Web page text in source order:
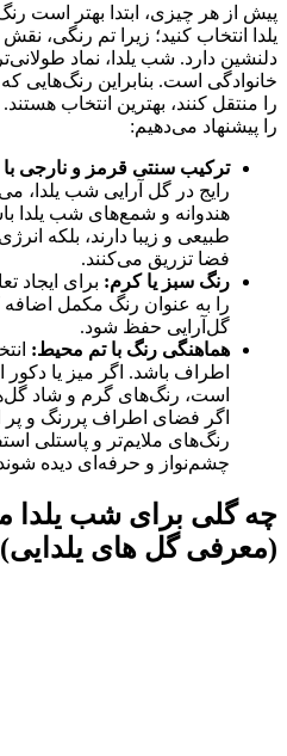
پیش از هر چیزی، ابتدا بهتر است
یلدا انتخاب کنید؛ زیرا تم رنگی،
دلنشین دارد. شب یلدا، نماد
خانوادگی است. بنابراین
را منتقل کنند، بهترین انتخاب
را پیشنهاد می‌دهیم:
ترکیب سنتی قرمز و نارجی
رایج در گل آرایی شب یلدا،
هندوانه و شمع‌های شب یلدا
طبیعی و زیبا دارند، بلکه
فضا تزریق می‌کنند.
رنگ سبز یا کرم: برای ایجاد
را به عنوان رنگ مکمل
گل‌آرایی حفظ شود.
هماهنگی رنگ با تم محیط:
اطراف باشد. اگر میز یا
است، رنگ‌های گرم و شاد
اگر فضای اطراف پررنگ و پر
رنگ‌های ملایم‌تر و پاستلی
چشم‌نواز و حرفه‌ای دیده
چه گلی برای شب
(معرفی گل های یلدایی)